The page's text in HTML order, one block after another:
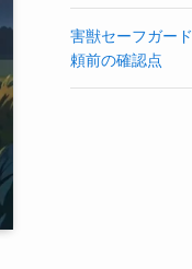
害獣セーフガー
頼前の確認点